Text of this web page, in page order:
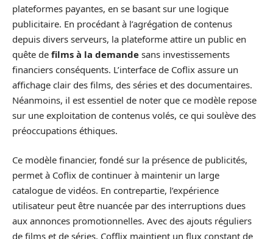
plateformes payantes, en se basant sur une logique
publicitaire. En procédant à l’agrégation de contenus
depuis divers serveurs, la plateforme attire un public en
quête de films à la demande sans investissements
financiers conséquents. L’interface de Coflix assure un
affichage clair des films, des séries et des documentaires.
Néanmoins, il est essentiel de noter que ce modèle repose
sur une exploitation de contenus volés, ce qui soulève des
préoccupations éthiques.
Ce modèle financier, fondé sur la présence de publicités,
permet à Coflix de continuer à maintenir un large
catalogue de vidéos. En contrepartie, l’expérience
utilisateur peut être nuancée par des interruptions dues
aux annonces promotionnelles. Avec des ajouts réguliers
de films et de séries, Cofflix maintient un flux constant de